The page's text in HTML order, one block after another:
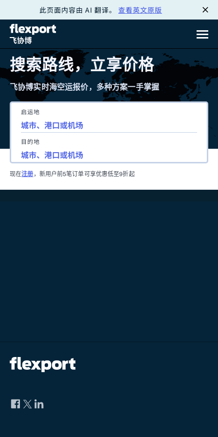
此页面内容由 AI 翻译。 查看英文原版
搜索路线，立享价格
飞协博实时海空运报价，多种方案一手掌握
启运地
目的地
现在注册 ，新用户前5笔订单可享优惠低至9折起